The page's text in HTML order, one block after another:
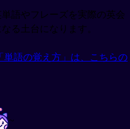
語やフレーズを実際の英会
る土台になります。
単語の覚え方」は、こちらの
~